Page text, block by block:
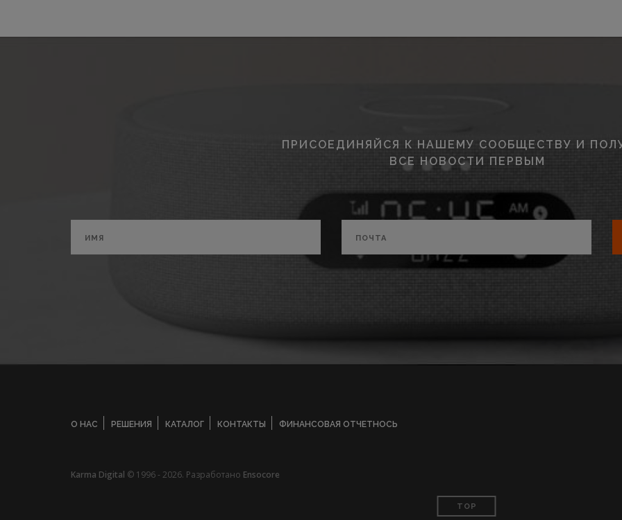
ПРИСОЕДИНЯЙСЯ К НАШЕМУ СООБЩЕСТВУ И
ВСЕ НОВОСТИ ПЕРВЫМ
О НАС РЕШЕНИЯ КАТАЛОГ КОНТАКТЫ ФИНАНСОВАЯ ОТЧЕТНОСЬ
Karma Digital © 1996 - 2026. Разработано Ensocore
TOP